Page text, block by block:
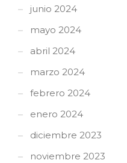
junio 2024
mayo 2024
abril 2024
marzo 2024
febrero 2024
enero 2024
diciembre 2023
noviembre 2023